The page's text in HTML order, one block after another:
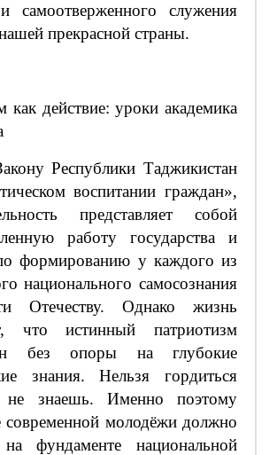
самоотверженного служения
прекрасной страны.
как действие: уроки академика
Республики Таджикистан
воспитании граждан»,
представляет собой
работу государства и
формированию у каждого из
национального самосознания
Отечеству. Однако жизнь
что истинный патриотизм
без опоры на глубокие
знания. Нельзя гордиться
не знаешь. Именно поэтому
современной молодёжи должно
на фундаменте национальной